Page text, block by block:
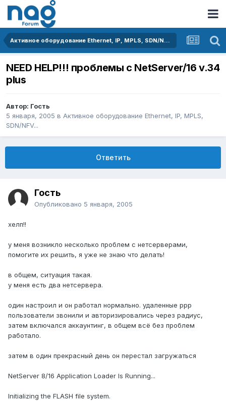
Активное оборудование Ethernet, IP, MPLS, SDN/NFV...
NEED HELP!!! проблемы с NetServer/16 v.34
plus
Автор: Гость
5 января, 2005 в Активное оборудование Ethernet, IP, MPLS,
SDN/NFV...
Ответить
Гость
Опубликовано 5 января, 2005
хелп!!
у меня возникло несколько проблем с нетсерверами,
помогите их решить, я уже не знаю что делать!
в общем, ситуация такая.
у меня есть два нетсервера.
один настроил и он работал нормально. удаленные ppp
пользователи звонили и авторизировались через радиус,
затем включался аккаунтинг, в общем всё без проблем
работало.
затем в один прекрасный день он перестал загружаться
NetServer 8/16 Application Loader Is Running...
Initializing the FLASH file system.